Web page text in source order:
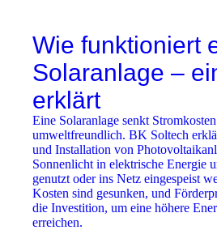
Wie funktioniert
Solaranlage –
erklärt
Eine Solaranlage senkt
umweltfreundlich. BK Soltech
und Installation von
Sonnenlicht in elektrische Energie
genutzt oder ins Netz eingespeist
Kosten sind gesunken, und
die Investition, um eine höhere
erreichen.